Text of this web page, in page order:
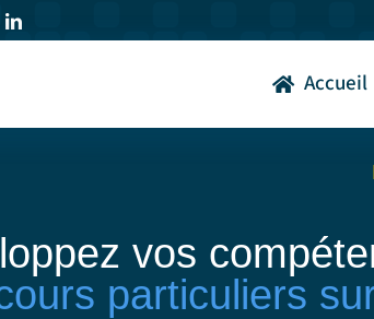
Accueil
vos
particuliers